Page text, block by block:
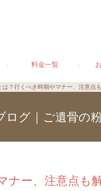
料金一覧
は？行くべき時期やマナー、注意点
ログ | ご遺骨の
ナー、注意点も